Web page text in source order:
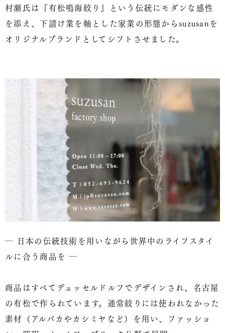
村瀬氏は『有松鳴海絞り』という伝統にモダンな感性
を添え、下請け業を軸とした家業の形態からsuzusanを
オリジナルブランドとしてシフトさせました。
― 日本の伝統技術を用いながら世界中のライフスタイ
ルに合う商品を ―
商品はすべてデュッセルドルフでデザインされ、名古屋
の有松で作られています。通常絞りには使われなかった
素材（アルパカやカシミヤなど）を用い、ファッショ